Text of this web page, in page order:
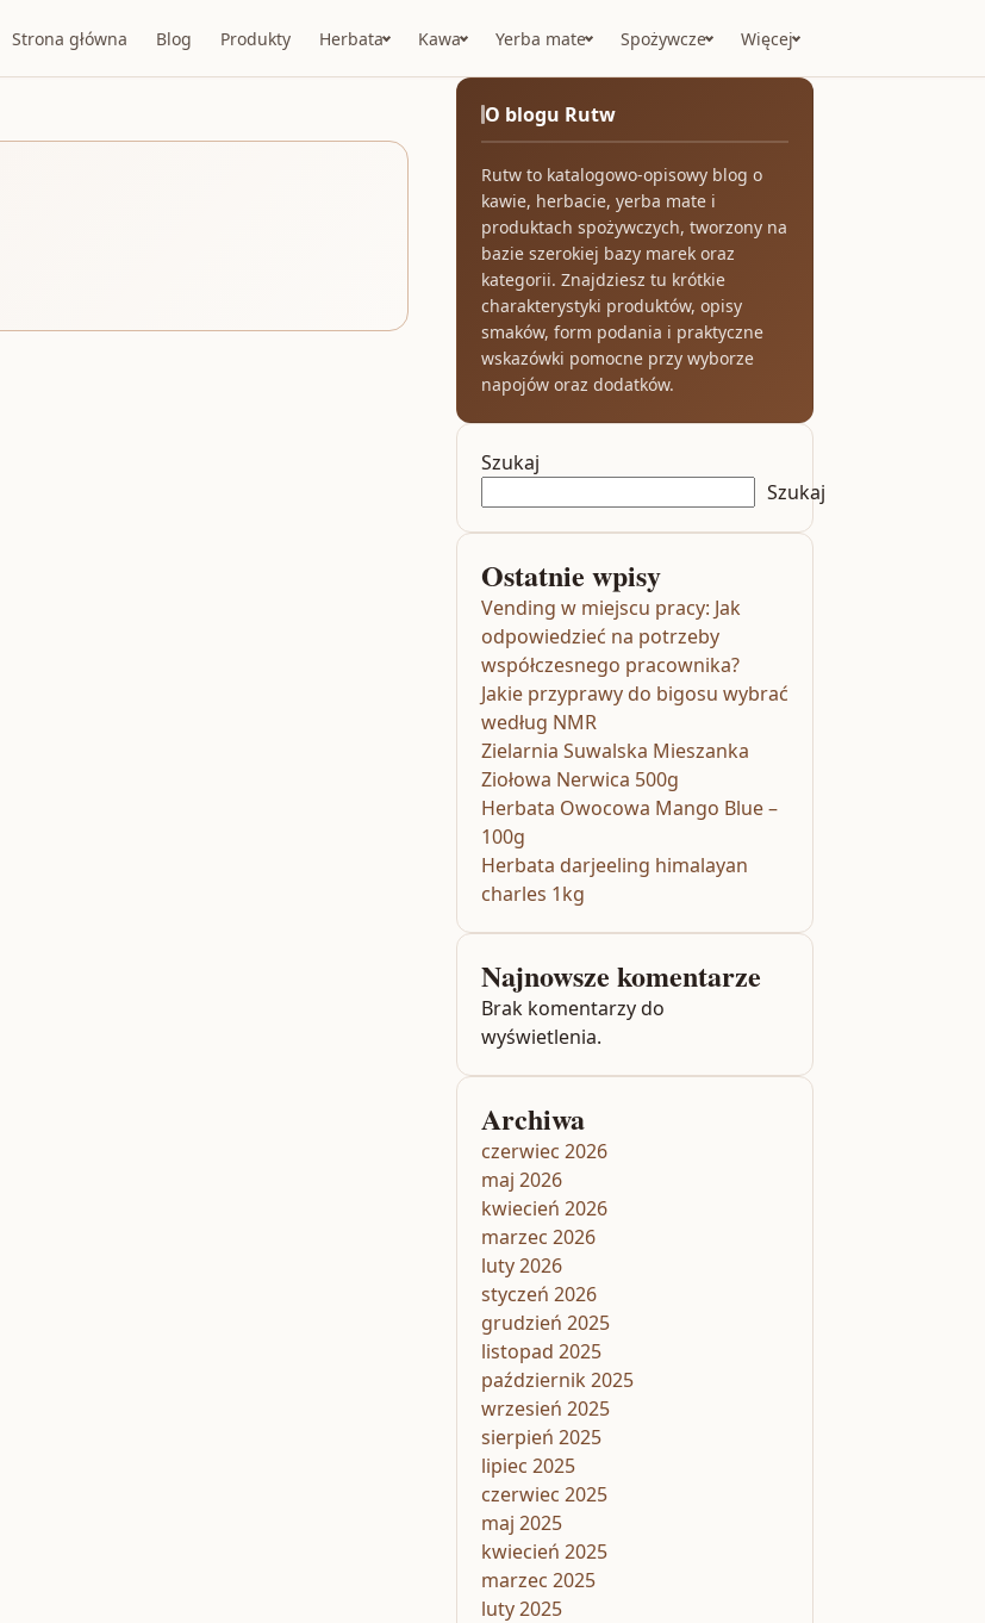
Strona główna Blog Produkty Herbata Kawa Yerba mate Spożywcze Więcej
O blogu Rutw
Rutw to katalogowo-opisowy blog o
kawie, herbacie, yerba mate i
produktach spożywczych, tworzony na
bazie szerokiej bazy marek oraz
kategorii. Znajdziesz tu krótkie
charakterystyki produktów, opisy
smaków, form podania i praktyczne
wskazówki pomocne przy wyborze
napojów oraz dodatków.
Szukaj
Szukaj
Ostatnie wpisy
Vending w miejscu pracy: Jak
odpowiedzieć na potrzeby
współczesnego pracownika?
Jakie przyprawy do bigosu wybrać
według NMR
Zielarnia Suwalska Mieszanka
Ziołowa Nerwica 500g
Herbata Owocowa Mango Blue –
100g
Herbata darjeeling himalayan
charles 1kg
Najnowsze komentarze
Brak komentarzy do
wyświetlenia.
Archiwa
czerwiec 2026
maj 2026
kwiecień 2026
marzec 2026
luty 2026
styczeń 2026
grudzień 2025
listopad 2025
październik 2025
wrzesień 2025
sierpień 2025
lipiec 2025
czerwiec 2025
maj 2025
kwiecień 2025
marzec 2025
luty 2025